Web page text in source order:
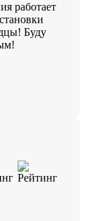
работает
Буду